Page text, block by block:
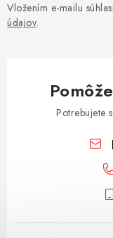
Vložením e-mailu
údajov.
Potrebujete